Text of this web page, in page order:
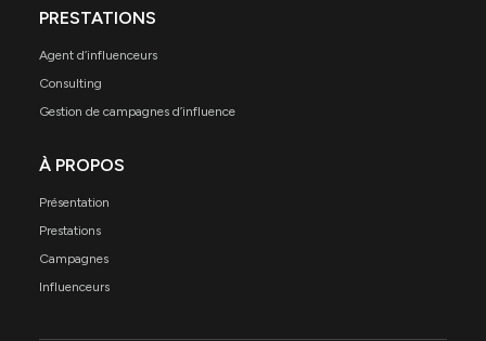
PRESTATIONS
Agent d’influenceurs
Consulting
Gestion de campagnes d’influence
À PROPOS
Présentation
Prestations
Campagnes
Influenceurs